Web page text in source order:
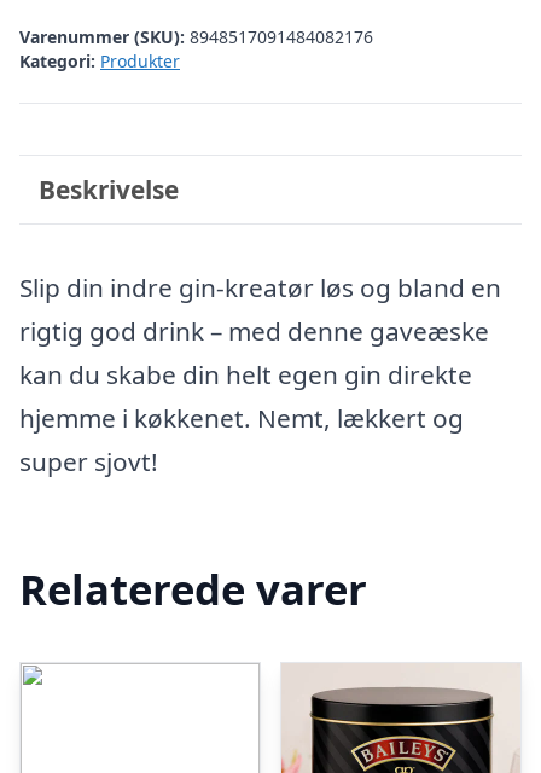
Varenummer (SKU): 8948517091484082176
Kategori: Produkter
Beskrivelse
Slip din indre gin-kreatør løs og bland en
rigtig god drink – med denne gaveæske
kan du skabe din helt egen gin direkte
hjemme i køkkenet. Nemt, lækkert og
super sjovt!
Relaterede varer